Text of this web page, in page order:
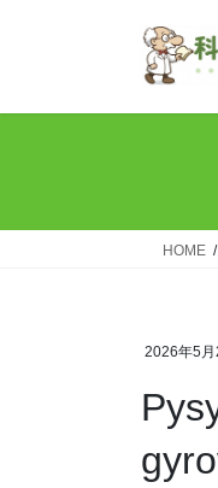
HOME
2026年5月